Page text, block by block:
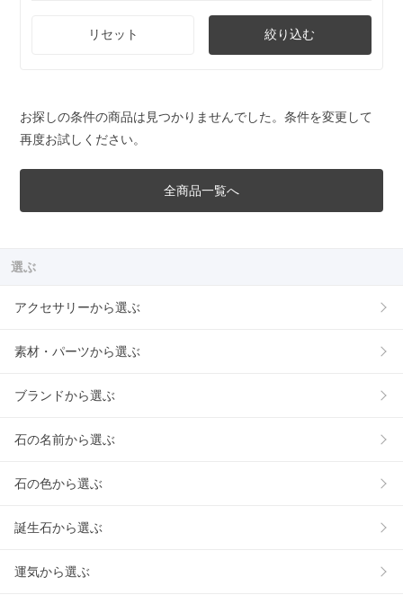
リセット 絞り込む
お探しの条件の商品は見つかりませんでした。条件を変更して
再度お試しください。
全商品一覧へ
選ぶ
アクセサリーから選ぶ
素材・パーツから選ぶ
ブランドから選ぶ
石の名前から選ぶ
石の色から選ぶ
誕生石から選ぶ
運気から選ぶ